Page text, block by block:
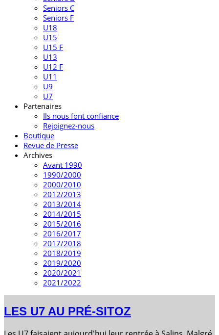
Seniors C
Seniors F
U18
U15
U15 F
U13
U12 F
U11
U9
U7
Partenaires
Ils nous font confiance
Rejoignez-nous
Boutique
Revue de Presse
Archives
Avant 1990
1990/2000
2000/2010
2012/2013
2013/2014
2014/2015
2015/2016
2016/2017
2017/2018
2018/2019
2019/2020
2020/2021
2021/2022
LES U7 AU PRÉ-SITOZ